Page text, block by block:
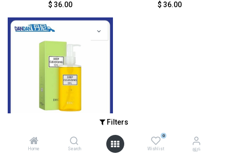
Filters
Home Search
0
Wishlist 帳戶
$ 36.00 $ 36.00
130.00